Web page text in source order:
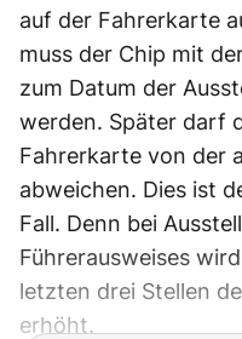
auf der Fahrerkarte
muss der Chip mit
zum Datum der
werden. Später darf
Fahrerkarte von der
abweichen. Dies ist
Fall. Denn bei
Führerausweises
letzten drei Stellen
erhöht.